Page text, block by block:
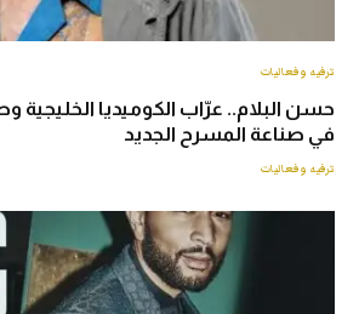
ترفيه وفعاليات
حسن البلام.. عرّاب الكوميديا الخليجية
في صناعة المسرح الجديد
ترفيه وفعاليات